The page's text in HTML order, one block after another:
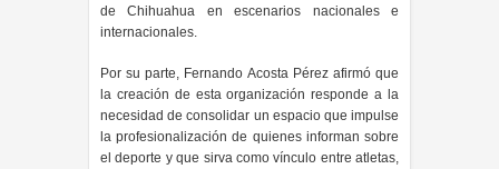
de Chihuahua en escenarios nacionales e
internacionales.
Por su parte, Fernando Acosta Pérez afirmó que
la creación de esta organización responde a la
necesidad de consolidar un espacio que impulse
la profesionalización de quienes informan sobre
el deporte y que sirva como vínculo entre atletas,